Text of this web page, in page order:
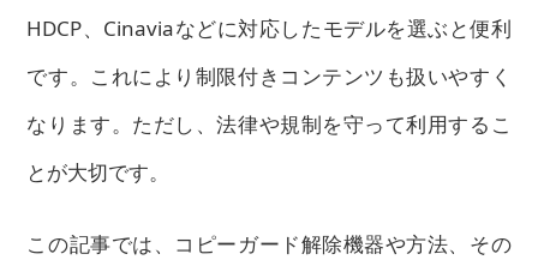
HDCP、Cinaviaなどに対応したモデルを選ぶと便利
です。これにより制限付きコンテンツも扱いやすく
なります。ただし、法律や規制を守って利用するこ
とが大切です。
この記事では、コピーガード解除機器や方法、その